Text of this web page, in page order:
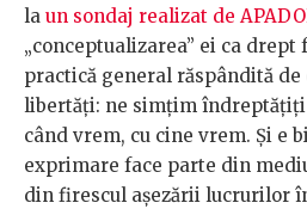
la un sondaj realizat de
„conceptualizarea” ei ca
practică general răspândită
libertăți: ne simțim îndreptățiți
când vrem, cu cine vrem. Și e
exprimare face parte din
din firescul așezării lucrurilor